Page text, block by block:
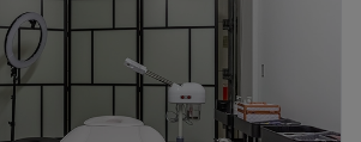
08:30
08:30
21:00
08:45 – 21:00
Gesloten